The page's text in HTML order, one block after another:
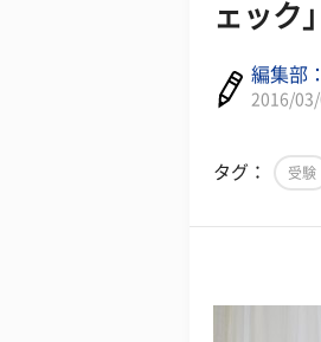
ェック」
編集部
2016/
タグ： 受験